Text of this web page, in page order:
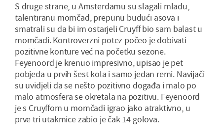
S druge strane, u Amsterdamu su slagali mladu,
talentiranu momčad, prepunu budući asova i
smatrali su da bi im ostarjeli Cruyff bio sam balast u
momčadi. Kontroverzni potez počeo je dobivati
pozitivne konture već na početku sezone.
Feyenoord je krenuo impresivno, upisao je pet
pobjeda u prvih šest kola i samo jedan remi. Navijači
su uvidjeli da se nešto pozitivno događa i malo po
malo atmosfera se okretala na pozitivu. Feyenoord
je s Cruyffom u momčadi igrao jako atraktivno, u
prve tri utakmice zabio je čak 14 golova.